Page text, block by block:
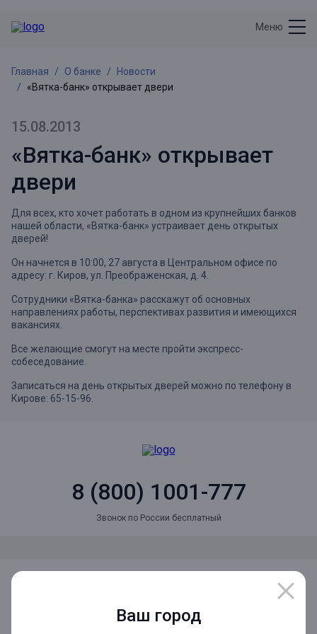
Ваш город
Меню
Главная О банке
Новости
«Вятка-банк» открывает двери
15.08.2013
«Вятка-банк» открывает
двери
Для всех, кто хочет работать в одном из крупнейших банков
нашей области, «Вятка-банк» устраивает день открытых
дверей!
Он начнется в 10:00, 27 августа в Центральном офисе по
адресу: г. Киров, ул. Преображенская, д. 4.
Сотрудники «Вятка-банка» расскажут об основных
направлениях работы, перспективах развития и имеющихся
вакансиях.
Все желающие смогут на месте пройти экспресс-
собеседование.
Записаться на день открытых дверей можно по телефону в
Кирове: 65-15-96.
8 (800) 1001-777
Звонок по России бесплатный